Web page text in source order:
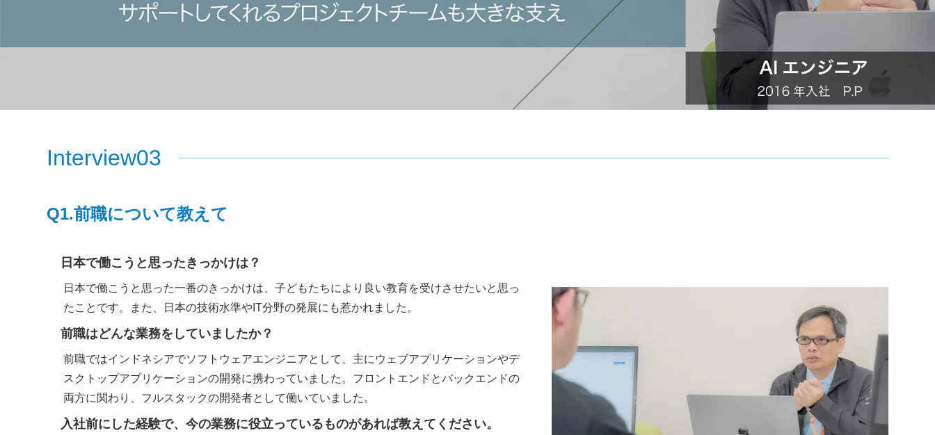
Interview03
Q1.前職について教えて
日本で働こうと思ったきっかけは？
日本で働こうと思った一番のきっかけは、子どもたちにより良い教育を受けさせたいと思っ
たことです。また、日本の技術水準やIT分野の発展にも惹かれました。
前職はどんな業務をしていましたか？
前職ではインドネシアでソフトウェアエンジニアとして、主にウェブアプリケーションやデ
スクトップアプリケーションの開発に携わっていました。フロントエンドとバックエンドの
両方に関わり、フルスタックの開発者として働いていました。
入社前にした経験で、今の業務に役立っているものがあれば教えてください。